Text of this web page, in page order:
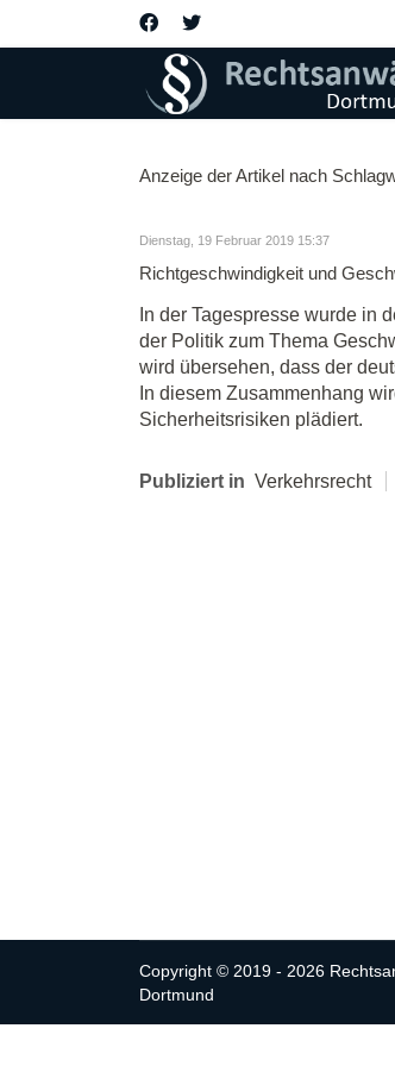
Anzeige der Artikel nach
Dienstag, 19 Februar 2019 15:37
Richtgeschwindigkeit und
In der Tagespresse wurde in
der Politik zum Thema
wird übersehen, dass der
In diesem Zusammenhang
Sicherheitsrisiken plädiert.
Publiziert in Verkehrsrecht
Copyright © 2019 - 2026
Dortmund